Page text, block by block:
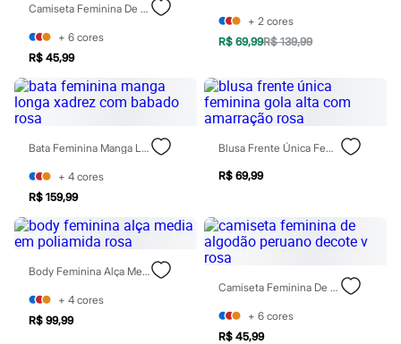
Finalizadores
Shampoo
Tratamento
Cuidados com o corpo
Hidratante
Protetor solar
Tratamento
Cuidados com o rosto
Esfoliante
Hidratante
Protetor solar
Tônicos
Maquiagens
Base
Batom
Blush
Corretivo
Pó facial
Sombras
Camiseta Feminina De Algodão Peruano Decote V Rosa
+ 6 cores
R$ 45,99
+ 2 cores
R$ 69,99R$ 139,99
Bata Feminina Manga Longa Xadrez Com Babado Rosa
+ 4 cores
R$ 159,99
Blusa Frente Única Feminina Gola Alta Com Amarração Rosa
R$ 69,99
Body Feminina Alça Media Em Poliamida Rosa
+ 4 cores
R$ 99,99
Camiseta Feminina De Algodão Peruano Decote V Rosa
+ 6 cores
R$ 45,99